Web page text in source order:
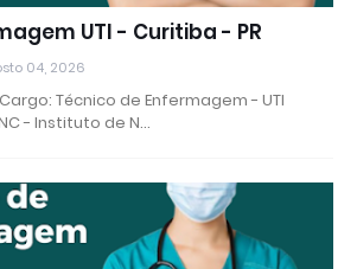
UTI - Curitiba - PR
04, 2026
Técnico de Enfermagem - UTI
- Instituto de N…